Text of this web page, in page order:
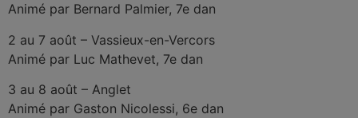
Animé par Bernard Palmier, 7e dan
2 au 7 août – Vassieux-en-Vercors
Animé par Luc Mathevet, 7e dan
3 au 8 août – Anglet
Animé par Gaston Nicolessi, 6e dan